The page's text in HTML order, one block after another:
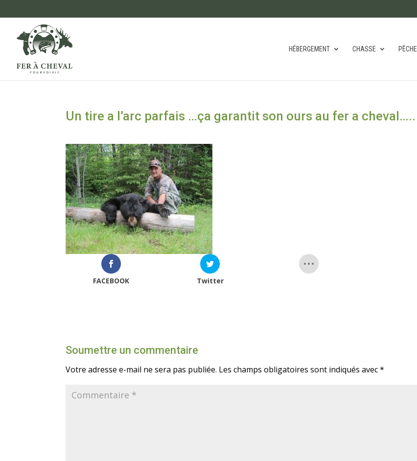
HÉBERGEMENT CHASSE PÊCHE
Un tire a l’arc parfais …ça garantit son ours au fer a cheval…..
FACEBOOK Twitter
Soumettre un commentaire
Votre adresse e-mail ne sera pas publiée. Les champs obligatoires sont indiqués avec*